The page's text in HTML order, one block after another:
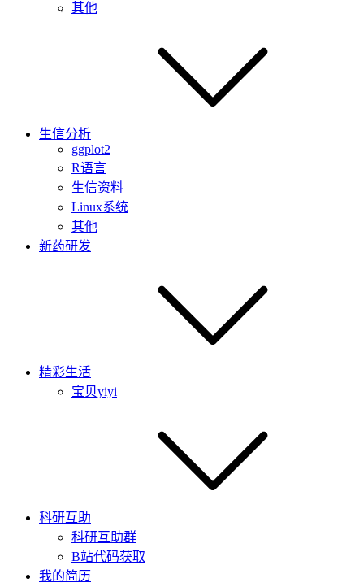
其他
生信分析
ggplot2
R语言
生信资料
Linux系统
其他
新药研发
精彩生活
宝贝yiyi
科研互助
科研互助群
B站代码获取
我的简历